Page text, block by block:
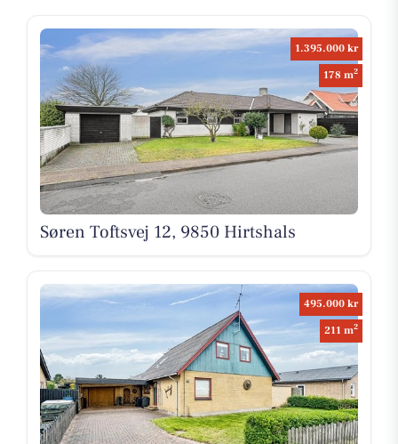
1.395.000 kr
178 m2
Søren Toftsvej 12, 9850 Hirtshals
495.000 kr
211 m2